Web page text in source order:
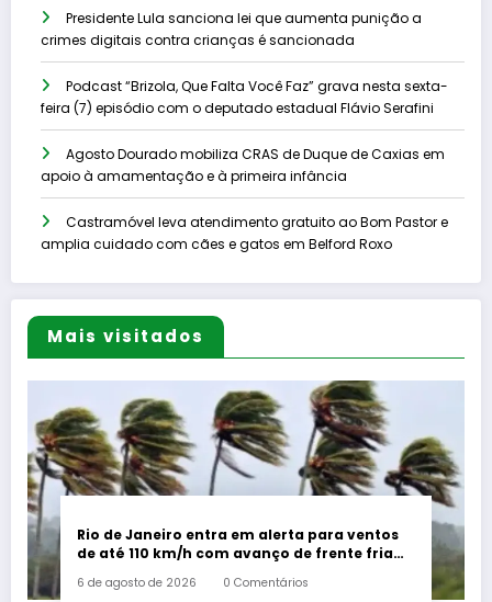
Presidente Lula sanciona lei que aumenta punição a
crimes digitais contra crianças é sancionada
Podcast “Brizola, Que Falta Você Faz” grava nesta sexta-
feira (7) episódio com o deputado estadual Flávio Serafini
Agosto Dourado mobiliza CRAS de Duque de Caxias em
apoio à amamentação e à primeira infância
Castramóvel leva atendimento gratuito ao Bom Pastor e
amplia cuidado com cães e gatos em Belford Roxo
Mais visitados
Rio de Janeiro entra em alerta para ventos
de até 110 km/h com avanço de frente fria
6 de agosto de 2026 0 Comentários